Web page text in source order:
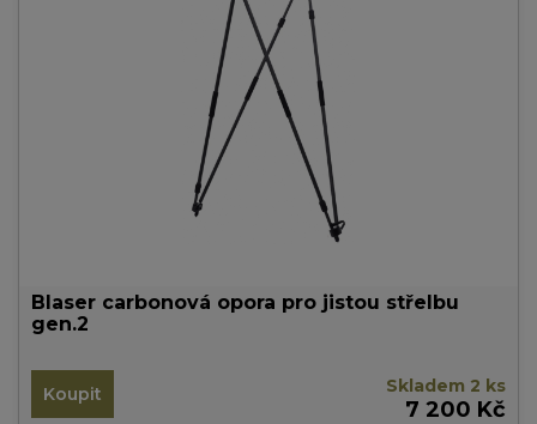
Blaser carbonová opora pro jistou střelbu
gen.2
Koupit Skladem 2 ks
7 200 Kč